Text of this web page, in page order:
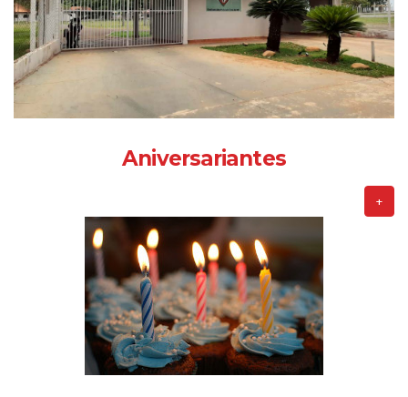
Aniversariantes
+